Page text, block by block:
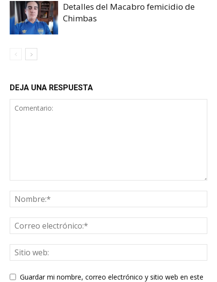
Detalles del Macabro femicidio de
Chimbas
DEJA UNA RESPUESTA
Guardar mi nombre, correo electrónico y sitio web en este